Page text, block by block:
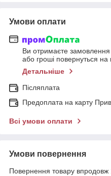
Умови оплати
Ви отримаєте замовлення
або гроші повернуться на
Детальніше
Післяплата
Предоплата на карту
Всі умови оплати
Умови повернення
Повернення товару впродовж